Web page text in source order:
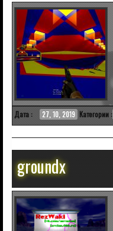
Дата : 27, 10, 2019 Категории :
groundx